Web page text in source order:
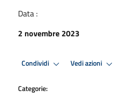
Data :
2 novembre 2023
Condividi Vedi azioni
Categorie: